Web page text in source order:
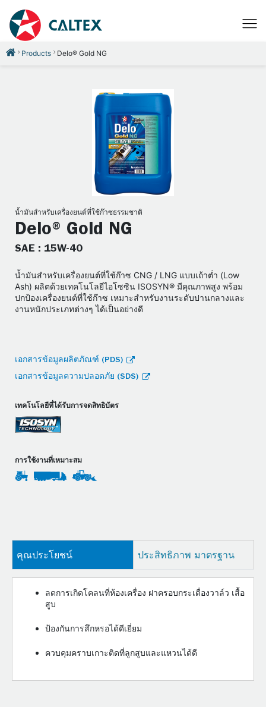
Products Delo® Gold NG
น้ำมันสำหรับเครื่องยนต์ที่ใช้ก๊าซธรรมชาติ
Delo® Gold NG
SAE : 15W-40
น้ำมันสำหรับเครื่องยนต์ที่ใช้ก๊าซ CNG / LNG แบบเถ้าต่ำ (Low
Ash) ผลิตด้วยเทคโนโลยีไอโซซิน ISOSYN® มีคุณภาพสูง พร้อม
ปกป้องเครื่องยนต์ที่ใช้ก๊าซ เหมาะสำหรับงานระดับปานกลางและ
งานหนักประเภทต่างๆ ได้เป็นอย่างดี
เอกสารข้อมูลผลิตภัณฑ์ (PDS)
เอกสารข้อมูลความปลอดภัย (SDS)
เทคโนโลยีที่ได้รับการจดสิทธิบัตร
การใช้งานที่เหมาะสม
คุณประโยชน์ ประสิทธิภาพ มาตรฐาน
ลดการเกิดโคลนที่ห้องเครื่อง ฝาครอบกระเดื่องวาล์ว เสื้อ
สูบ
ป้องกันการสึกหรอได้ดีเยี่ยม
ควบคุมคราบเกาะติดที่ลูกสูบและแหวนได้ดี